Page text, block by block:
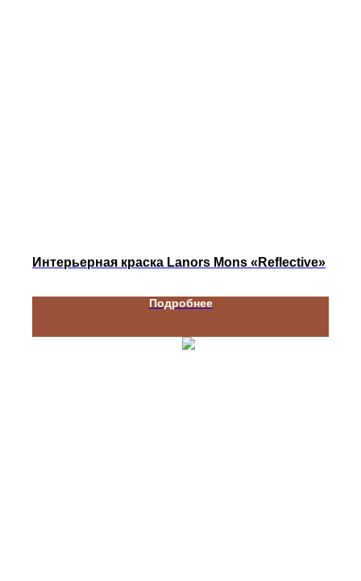
Интерьерная краска Lanors Mons «Reflective»
Подробнее